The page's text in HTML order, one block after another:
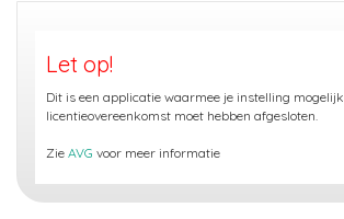
Let op!
Dit is een applicatie waarmee je instelling
licentieovereenkomst moet hebben afgesloten.
Zie AVG voor meer informatie